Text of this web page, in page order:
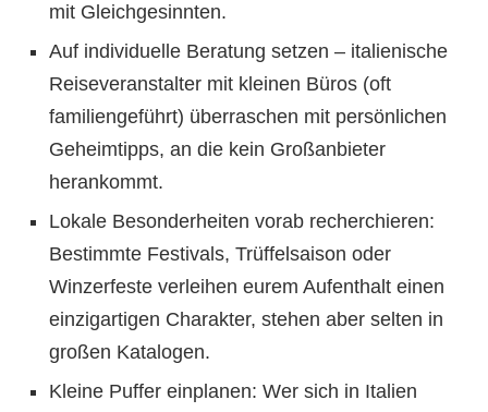
mit Gleichgesinnten.
Auf individuelle Beratung setzen – italienische
Reiseveranstalter mit kleinen Büros (oft
familiengeführt) überraschen mit persönlichen
Geheimtipps, an die kein Großanbieter
herankommt.
Lokale Besonderheiten vorab recherchieren:
Bestimmte Festivals, Trüffelsaison oder
Winzerfeste verleihen eurem Aufenthalt einen
einzigartigen Charakter, stehen aber selten in
großen Katalogen.
Kleine Puffer einplanen: Wer sich in Italien